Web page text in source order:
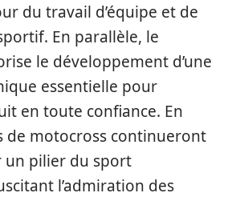
du travail d’équipe et de
En parallèle, le
le développement d’une
essentielle pour
en toute confiance. En
de motocross continueront
un pilier du sport
l’admiration des